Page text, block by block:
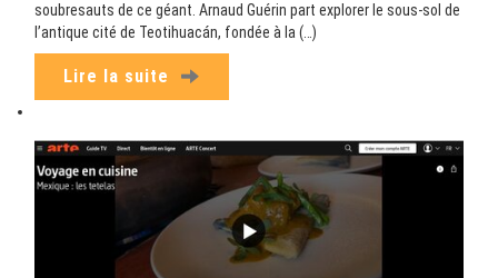
soubresauts de ce géant. Arnaud Guérin part explorer le sous-sol de
l’antique cité de Teotihuacán, fondée à la (…)
Lire la suite